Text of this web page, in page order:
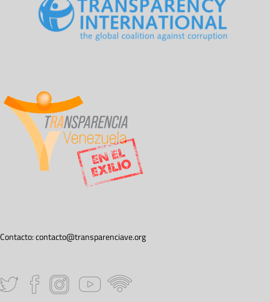
Contacto:contacto@transparenciave.org